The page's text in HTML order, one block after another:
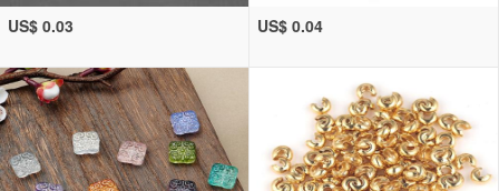
US$ 0.03 US$ 0.04